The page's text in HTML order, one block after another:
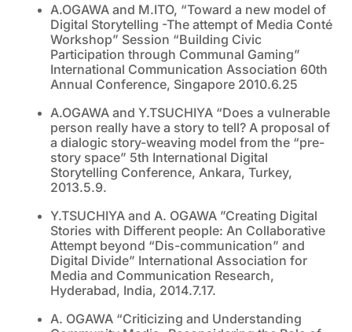
A.OGAWA and M.ITO, “Toward a new model of
Digital Storytelling -The attempt of Media Conté
Workshop” Session “Building Civic
Participation through Communal Gaming”
International Communication Association 60th
Annual Conference, Singapore 2010.6.25
A.OGAWA and Y.TSUCHIYA “Does a vulnerable
person really have a story to tell? A proposal of
a dialogic story-weaving model from the “pre-
story space” 5th International Digital
Storytelling Conference, Ankara, Turkey,
2013.5.9.
Y.TSUCHIYA and A. OGAWA ”Creating Digital
Stories with Different people: An Collaborative
Attempt beyond “Dis-communication” and
Digital Divide” International Association for
Media and Communication Research,
Hyderabad, India, 2014.7.17.
A. OGAWA “Criticizing and Understanding